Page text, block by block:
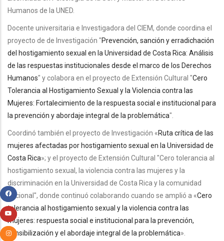
Humanos de la UNED.
Docente universitaria e Investigadora del CIEM, donde coordina el
proyecto de de Investigación "Prevención, sanción y erradichación
del hostigamiento sexual en la Universidad de Costa Rica: Análisis
de las respuestas institucionales desde el marco de los Derechos
Humanos" y colabora en el proyecto de Extensión Cultural "Cero
Tolerancia al Hostigamiento Sexual y la Violencia contra las
Mujeres: Fortalecimiento de la respuesta social e institucional para
la prevención y abordaje integral de la problemática".
Coordinó también el proyecto de Investigación «Ruta crítica de las
mujeres afectadas por hostigamiento sexual en la Universidad de
Costa Rica»; y el proyecto de Extensión Cultural "Cero tolerancia al
hostigamiento sexual, la violencia contra las mujeres y la
discriminación en la Universidad de Costa Rica y la comunidad
nacional", donde continuó colaborando cuando se amplió a «Cero
tolerancia al hostigamiento sexual y la violencia contra las
mujeres: respuesta social e institucional para la prevención,
sensibilización y el abordaje integral de la problemática».